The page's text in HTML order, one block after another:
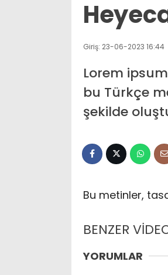
Giriş: 23-06-2023 16:44
Lorem
bu Türkçe
şekilde
Bu metinler,
BENZER
YORUMLAR